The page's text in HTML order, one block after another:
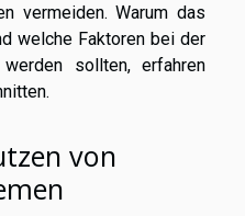
vermeiden. Warum das
welche Faktoren bei der
sollten, erfahren
von